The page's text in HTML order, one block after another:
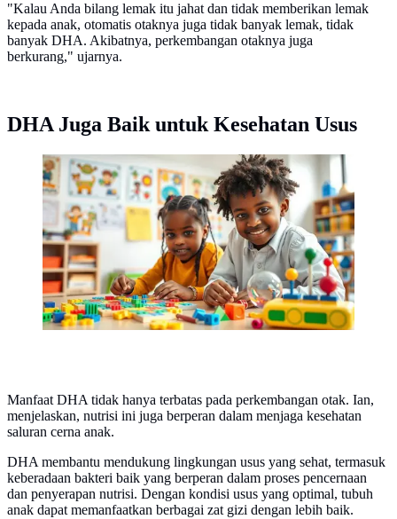
"Kalau Anda bilang lemak itu jahat dan tidak memberikan lemak
kepada anak, otomatis otaknya juga tidak banyak lemak, tidak
banyak DHA. Akibatnya, perkembangan otaknya juga
berkurang," ujarnya.
DHA Juga Baik untuk Kesehatan Usus
Dokter Ian Suteja mengungkap alasan lemak penting
untuk perkembangan otak anak sejak dini. © Ilustrasi
dibuat AI
Manfaat DHA tidak hanya terbatas pada perkembangan otak. Ian,
menjelaskan, nutrisi ini juga berperan dalam menjaga kesehatan
saluran cerna anak.
DHA membantu mendukung lingkungan usus yang sehat, termasuk
keberadaan bakteri baik yang berperan dalam proses pencernaan
dan penyerapan nutrisi. Dengan kondisi usus yang optimal, tubuh
anak dapat memanfaatkan berbagai zat gizi dengan lebih baik.